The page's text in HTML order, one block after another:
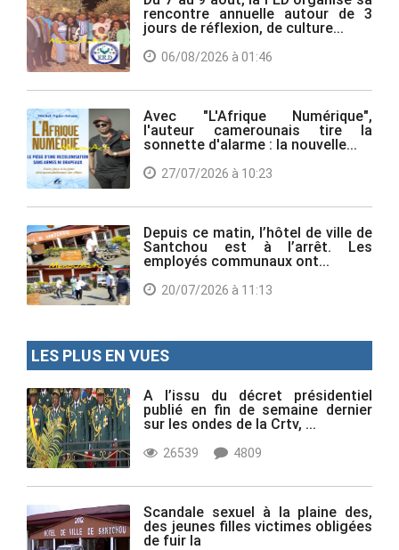
rencontre annuelle autour de 3
jours de réflexion, de culture...
06/08/2026 à 01:46
Avec "L'Afrique Numérique",
l'auteur camerounais tire la
sonnette d'alarme : la nouvelle...
27/07/2026 à 10:23
Depuis ce matin, l’hôtel de ville de
Santchou est à l’arrêt. Les
employés communaux ont...
20/07/2026 à 11:13
LES PLUS EN VUES
A l’issu du décret présidentiel
publié en fin de semaine dernier
sur les ondes de la Crtv, ...
26539 4809
Scandale sexuel à la plaine des,
des jeunes filles victimes obligées
de fuir la